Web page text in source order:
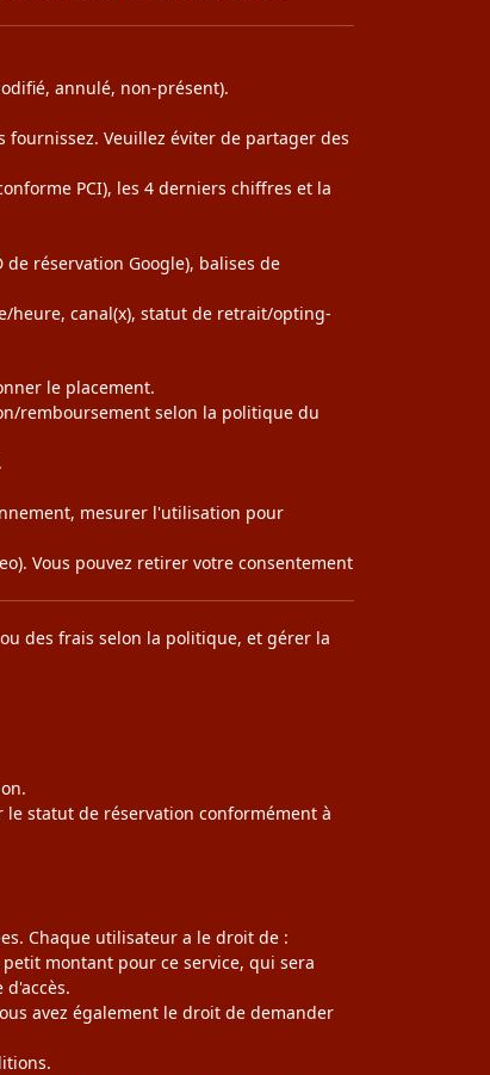
annulé, non-présent).
Veuillez éviter de partager des
PCI), les 4 derniers chiffres et la
réservation Google), balises de
heure, canal(x), statut de retrait/opting-
le placement.
remboursement selon la politique du
mesurer l'utilisation pour
Vous pouvez retirer votre consentement
des frais selon la politique, et gérer la
statut de réservation conformément à
Chaque utilisateur a le droit de :
montant pour ce service, qui sera
avez également le droit de demander